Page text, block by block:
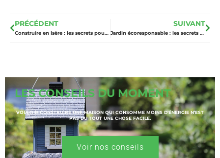
PRÉCÉDENT
Construire en Isère : les secrets pour une maison unique
SUIVANT
Jardin écoresponsable : les secrets d’un entretien sans impact caché
LES CONSEILS DU MOMENT
VOULOIR CONSTRUIRE UNE MAISON QUI CONSOMME MOINS D’ÉNERGIE N’EST
PAS DU TOUT UNE CHOSE FACILE.
Voir nos conseils